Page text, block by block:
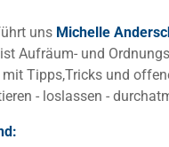
uns Michelle
Aufräum- und
Tipps,Tricks und
- loslassen -